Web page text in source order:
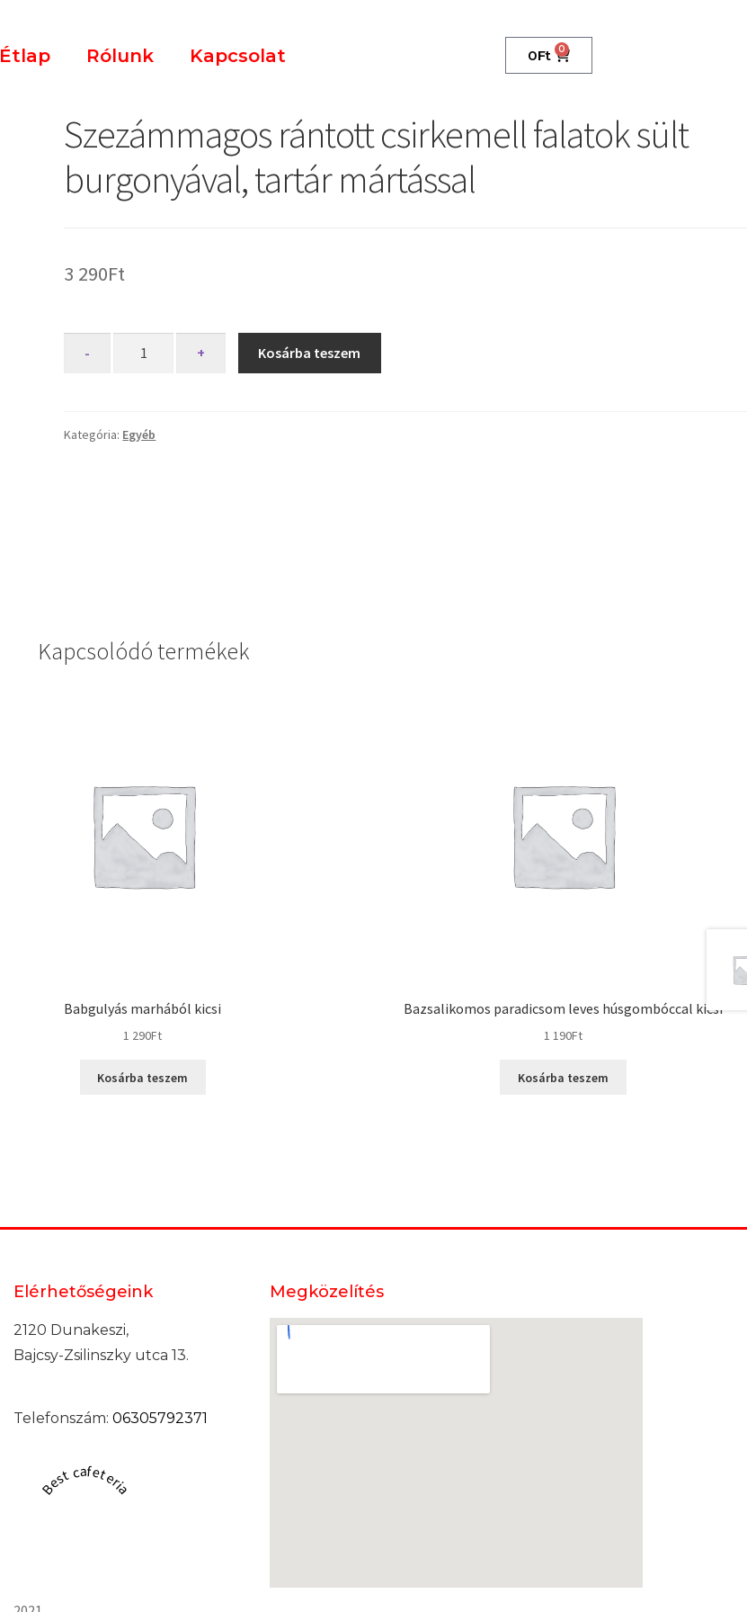
Étlap Rólunk Kapcsolat 0Ft 0
Szezámmagos rántott csirkemell falatok sült
burgonyával, tartár mártással
3 290Ft
- + Kosárba teszem
Kategória: Egyéb
Kapcsolódó termékek
Babgulyás marhából kicsi
1 290Ft
Kosárba teszem
Bazsalikomos paradicsom leves húsgombóccal kicsi
1 190Ft
Kosárba teszem
Elérhetőségeink
2120 Dunakeszi,
Bajcsy-Zsilinszky utca 13.
Telefonszám: 06305792371
Best cafeteria
Megközelítés